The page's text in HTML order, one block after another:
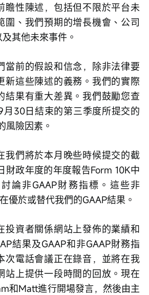
瞻性陳述，包括但不限於平台未
圍、我們預期的增長機會、公司
其他未來事件。
當前的假設和信念，除非法律要
新這些陳述的義務。我們的實際
結果有重大差異。我們鼓勵您查
月30日結束的第三季度所提交的
風險因素。
我們將於本月晚些時候提交的截
財政年度的年度報告Form 10K中
論非GAAP財務指標。這些非
優於或替代我們的GAAP結果。
投資者關係網站上發佈的業績和
結果及GAAP和非GAAP財務指
次電話會議正在錄音，並將在我
站上提供一段時間的回放。現在
和Matt進行開場發言，然後由主